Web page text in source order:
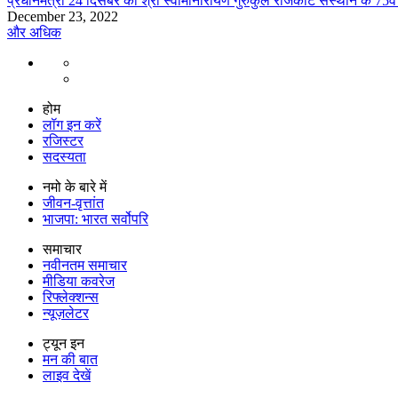
December 23, 2022
और अधिक
होम
लॉग इन करें
रजिस्टर
सदस्यता
नमो के बारे में
जीवन-वृत्तांत
भाजपा: भारत सर्वोपरि
समाचार
नवीनतम समाचार
मीडिया कवरेज
रिफ्लेक्शन्स
न्यूज़लेटर
ट्यून इन
मन की बात
लाइव देखें